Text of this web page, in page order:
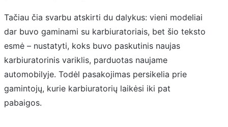
Tačiau čia svarbu atskirti du dalykus: vieni modeliai
dar buvo gaminami su karbiuratoriais, bet šio teksto
esmė – nustatyti, koks buvo paskutinis naujas
karbiuratorinis variklis, parduotas naujame
automobilyje. Todėl pasakojimas persikelia prie
gamintojų, kurie karbiuratorių laikėsi iki pat
pabaigos.